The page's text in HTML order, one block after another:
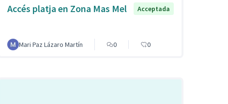
Accés platja en Zona Mas Mel Acceptada
Mari Paz Lázaro Martín 0 0